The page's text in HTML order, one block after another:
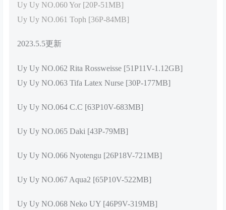
Uy Uy NO.060 Yor [20P-51MB]
Uy Uy NO.061 Toph [36P-84MB]
2023.5.5更新
Uy Uy NO.062 Rita Rossweisse [51P11V-1.12GB]
Uy Uy NO.063 Tifa Latex Nurse [30P-177MB]
Uy Uy NO.064 C.C [63P10V-683MB]
Uy Uy NO.065 Daki [43P-79MB]
Uy Uy NO.066 Nyotengu [26P18V-721MB]
Uy Uy NO.067 Aqua2 [65P10V-522MB]
Uy Uy NO.068 Neko UY [46P9V-319MB]